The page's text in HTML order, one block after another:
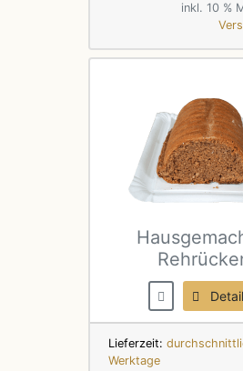
inkl. 10 %
Lieferzeit:
Werktage